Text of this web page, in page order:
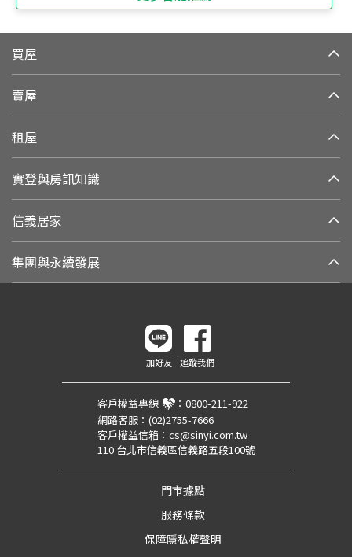
買屋
賣屋
租屋
實登與房訊知識
信義居家
集團與永續發展
加好友 追蹤我們
客戶權益專線 ： 0800-211-922
網路客服： (02)2755-7666
客戶權益信箱： cs@sinyi.com.tw
110 台北市信義區信義路五段100號
門市據點
服務條款
保障隱私權聲明